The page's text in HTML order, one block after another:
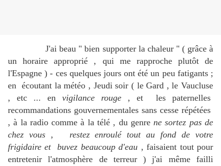
J'ai beau " bien supporter la chaleur " ( grâce à
un horaire approprié , qui me rapproche plutôt de
l'Espagne ) - ces quelques jours ont été un peu fatigants ;
en écoutant la météo , Jeudi soir ( le Gard , le Vaucluse
, etc ... en vigilance rouge , et les paternelles
recommandations gouvernementales sans cesse répétées
, à la radio comme à la télé , du genrene sortez pas de
chez vous , restez enroulé tout au fond de votre
frigidaire et buvez beaucoup d'eau , faisaient tout pour
entretenir l'atmosphère de terreur ) j'ai même failli